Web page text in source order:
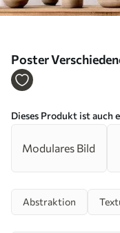
Poster
Dieses Produkt ist auch
Modulares Bild
Abstraktion